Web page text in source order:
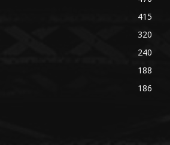
415
320
240
188
186